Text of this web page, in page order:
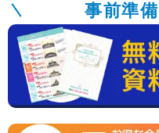
事前準備